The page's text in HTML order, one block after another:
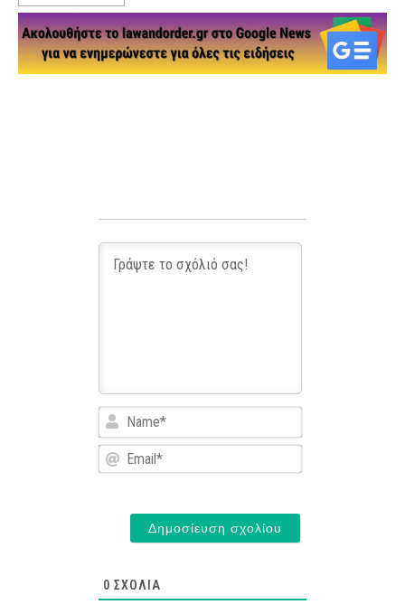
Name*
Email*
0 ΣΧΌΛΙΑ